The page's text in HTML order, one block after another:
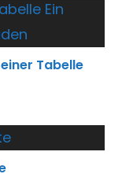
Tabelle